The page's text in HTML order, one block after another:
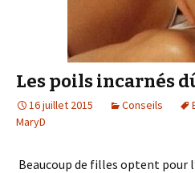
Les poils incarnés
16 juillet 2015 Conseils
MaryD
Beaucoup de filles optent pour